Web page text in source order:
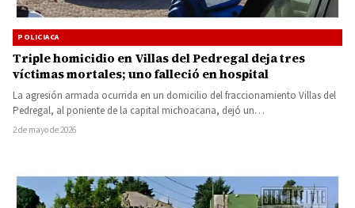
POLICIACA
Triple homicidio en Villas del Pedregal deja tres
víctimas mortales; uno falleció en hospital
La agresión armada ocurrida en un domicilio del fraccionamiento Villas del
Pedregal, al poniente de la capital michoacana, dejó un…
2 de mayo de 2026